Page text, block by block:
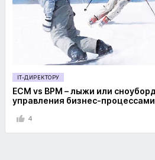
IT-ДИРЕКТОРУ
ECM vs BPM – лыжи или
управления бизнес-
4